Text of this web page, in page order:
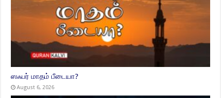
ஸஃபர் மாதம் பீடையா?
August 6, 2026